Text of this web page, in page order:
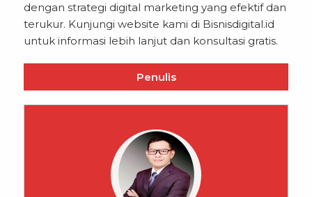
dengan strategi digital marketing yang efektif dan
terukur. Kunjungi website kami di Bisnisdigital.id
untuk informasi lebih lanjut dan konsultasi gratis.
Penulis